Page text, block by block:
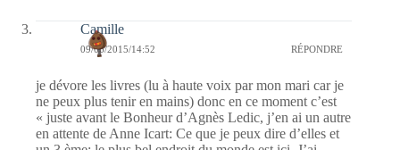
Camille
09/06/2015/14:52 RÉPONDRE
je dévore les livres (lu à haute voix par mon mari car je
ne peux plus tenir en mains) donc en ce moment c’est
« juste avant le Bonheur d’Agnès Ledic, j’en ai un autre
en attente de Anne Icart: Ce que je peux dire d’elles et